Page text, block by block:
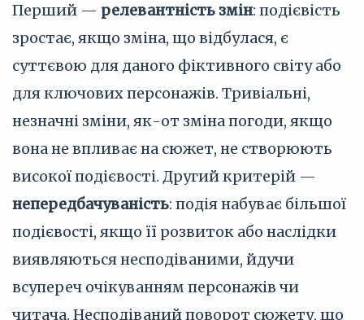
Перший — релевантність змін: подієвість
зростає, якщо зміна, що відбулася, є
суттєвою для даного фіктивного світу або
для ключових персонажів. Тривіальні,
незначні зміни, як-от зміна погоди, якщо
вона не впливає на сюжет, не створюють
високої подієвості. Другий критерій —
непередбачуваність: подія набуває більшої
подієвості, якщо її розвиток або наслідки
виявляються несподіваними, йдучи
всупереч очікуванням персонажів чи
читача. Несподіваний поворот сюжету, що